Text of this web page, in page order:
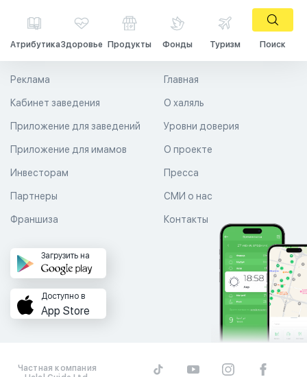
АтрибутикаЗдоровье Продукты Фонды Туризм Поиск
Главная
О халяль
Уровни доверия
Реклама
Кабинет заведения
Приложение для заведений
Приложение для имамов О проекте
Пресса
СМИ о нас
Контакты
Инвесторам
Партнеры
Франшиза
Загрузить на
Доступно в
App Store
Частная компания